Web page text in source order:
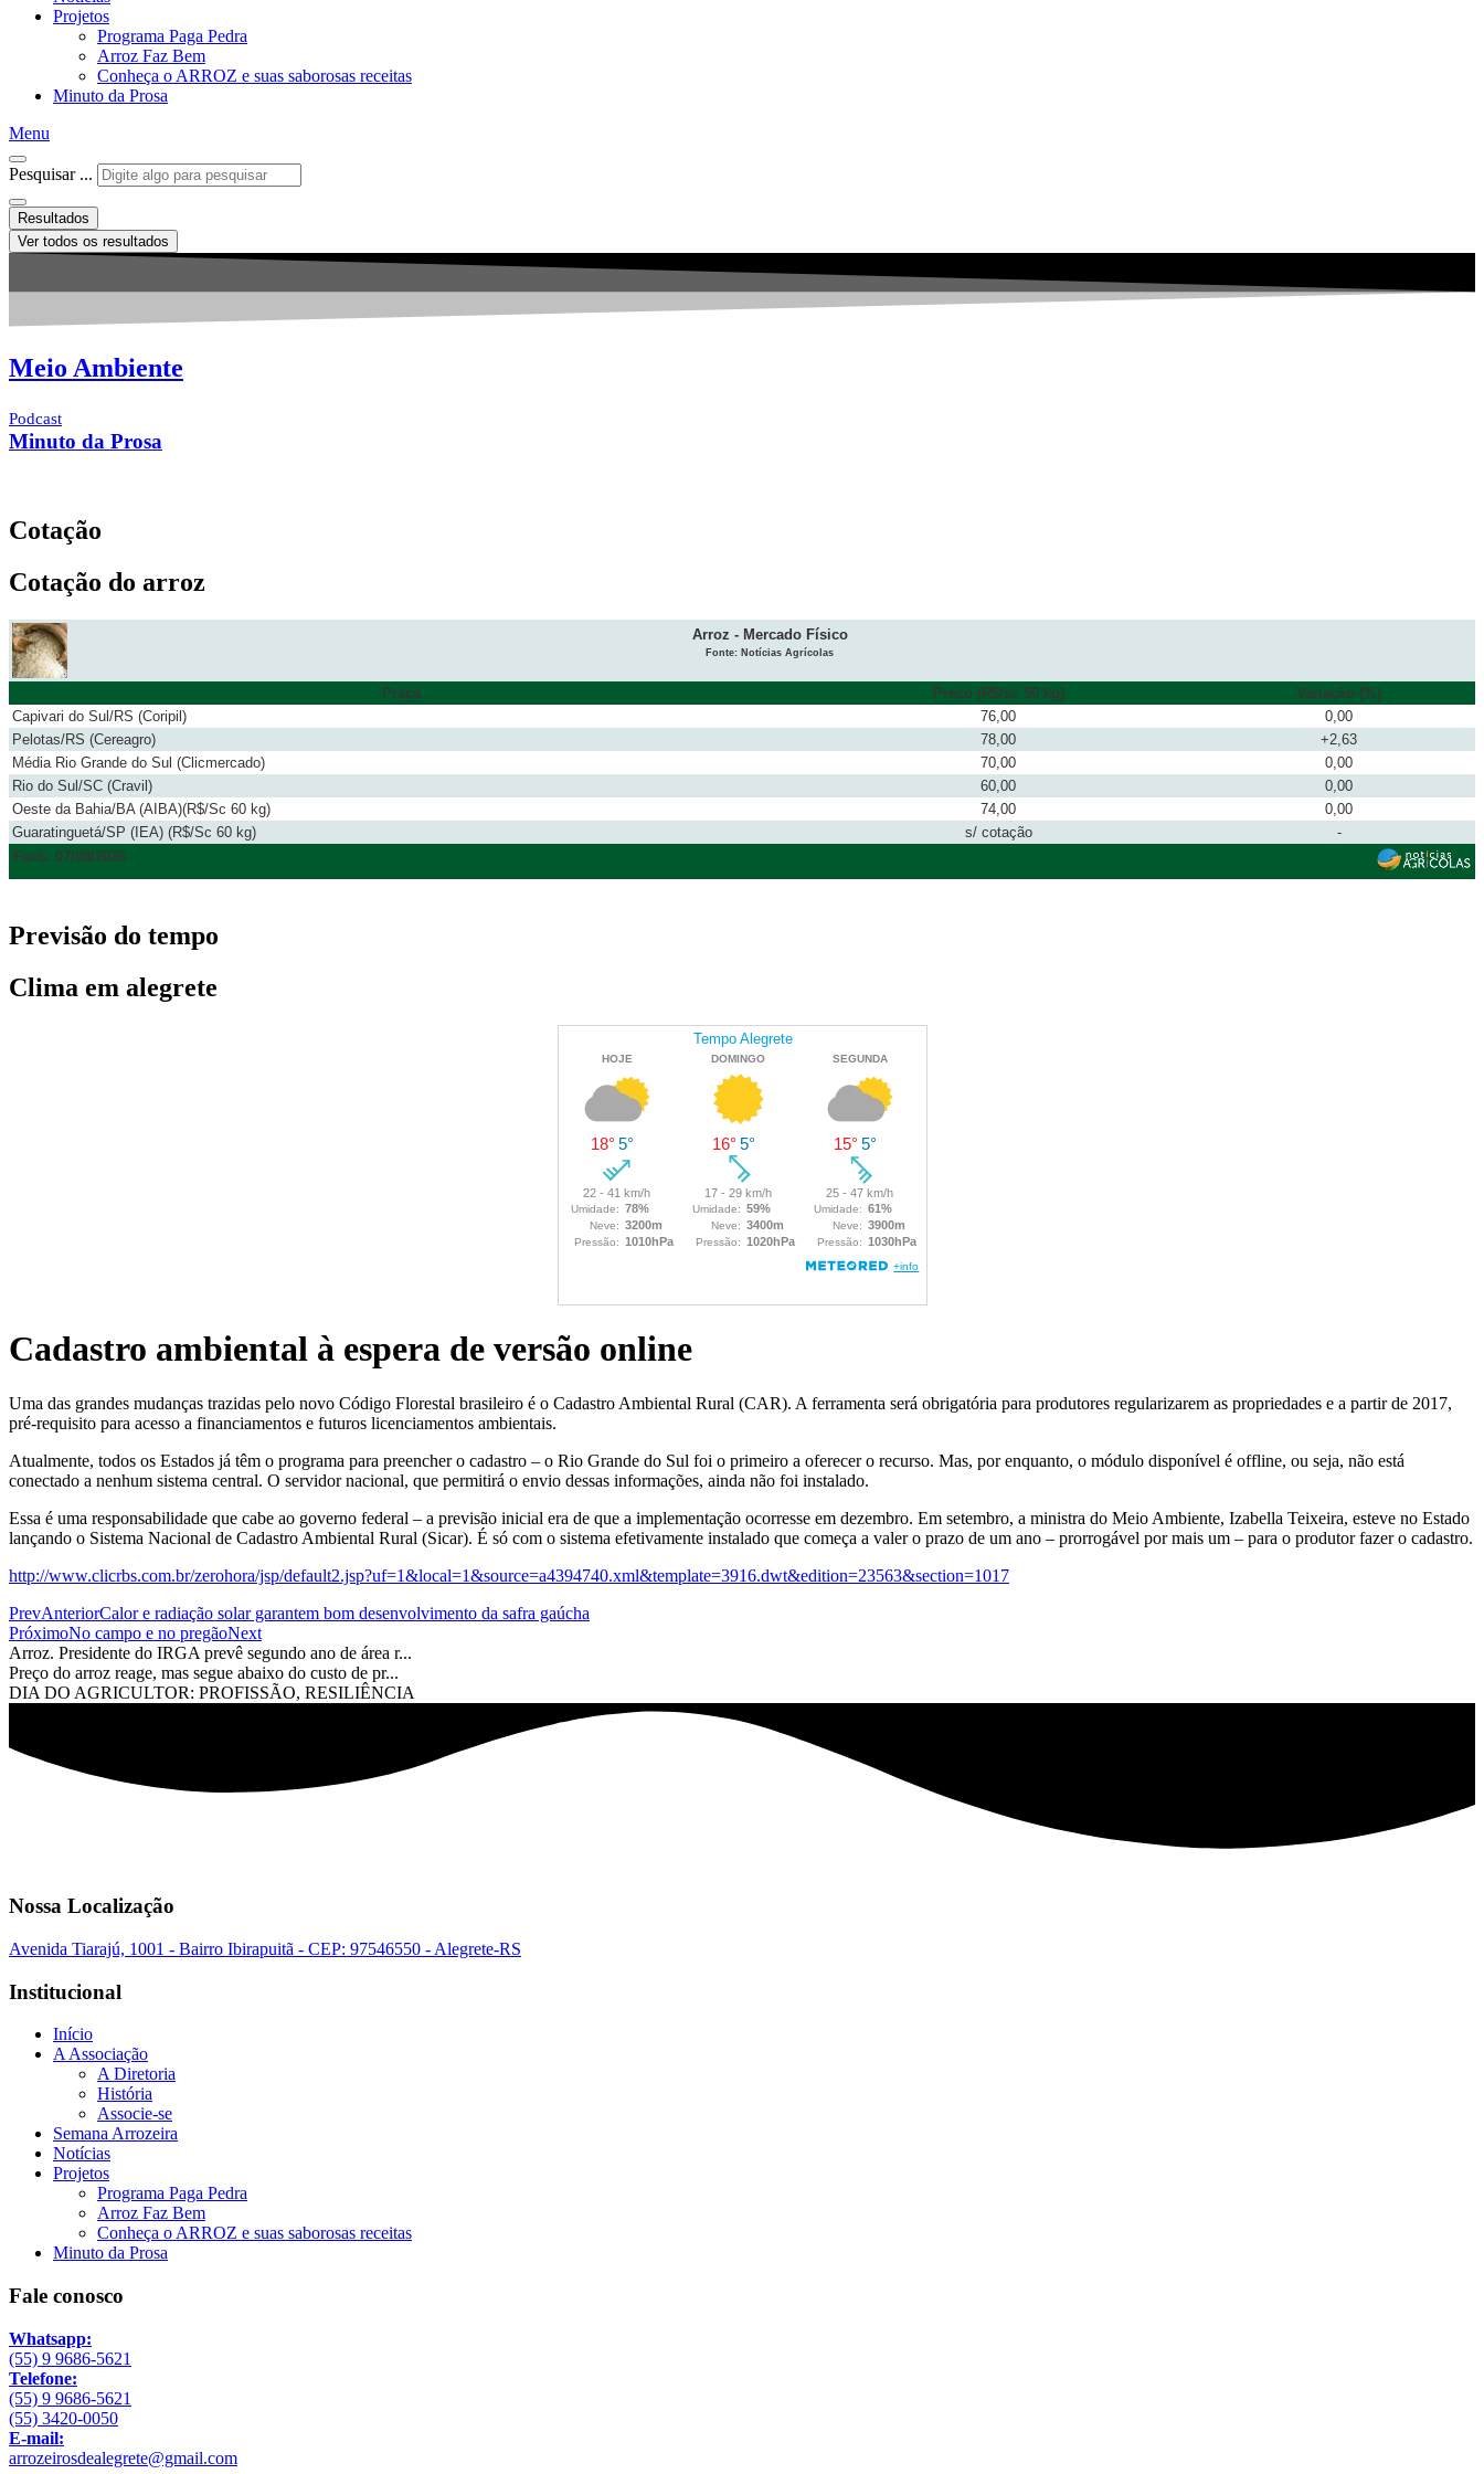
Projetos
Programa Paga Pedra
Arroz Faz Bem
Conheça o ARROZ e suas saborosas receitas
Minuto da Prosa
Menu
Pesquisar ...
Resultados
Ver todos os resultados
Meio Ambiente
Podcast
Minuto da Prosa
Cotação
Cotação do arroz
Arroz - Mercado Físico
Fonte: Notícias Agrícolas
Praça Preço (R$/sc 50 kg)
Variação (%)
Capivari do Sul/RS (Coripil)
76,00
0,00
Pelotas/RS (Cereagro)
78,00
+2,63
Média Rio Grande do Sul (Clicmercado)
70,00
0,00
Rio do Sul/SC (Cravil)
60,00
0,00
Oeste da Bahia/BA (AIBA)(R$/Sc 60 kg)
74,00
0,00
Guaratinguetá/SP (IEA) (R$/Sc 60 kg)
s/ cotação
-
Fech. 07/08/2026
Previsão do tempo
Clima em alegrete
Cadastro ambiental à espera de versão online
Uma das grandes mudanças trazidas pelo novo Código Florestal brasileiro é o Cadastro Ambiental Rural (CAR). A ferramenta será obrigatória para produtores regularizarem as propriedades e a partir de 2017,
pré-requisito para acesso a financiamentos e futuros licenciamentos ambientais.
Atualmente, todos os Estados já têm o programa para preencher o cadastro – o Rio Grande do Sul foi o primeiro a oferecer o recurso. Mas, por enquanto, o módulo disponível é offline, ou seja, não está
conectado a nenhum sistema central. O servidor nacional, que permitirá o envio dessas informações, ainda não foi instalado.
Essa é uma responsabilidade que cabe ao governo federal – a previsão inicial era de que a implementação ocorresse em dezembro. Em setembro, a ministra do Meio Ambiente, Izabella Teixeira, esteve no Estado
lançando o Sistema Nacional de Cadastro Ambiental Rural (Sicar). É só com o sistema efetivamente instalado que começa a valer o prazo de um ano – prorrogável por mais um – para o produtor fazer o cadastro.
http://www.clicrbs.com.br/zerohora/jsp/default2.jsp?uf=1&local=1&source=a4394740.xml&template=3916.dwt&edition=23563&section=1017
PrevAnteriorCalor e radiação solar garantem bom desenvolvimento da safra gaúcha
PróximoNo campo e no pregãoNext
Arroz. Presidente do IRGA prevê segundo ano de área r...
Preço do arroz reage, mas segue abaixo do custo de pr...
DIA DO AGRICULTOR: PROFISSÃO, RESILIÊNCIA
Nossa Localização
Avenida Tiarajú, 1001 - Bairro Ibirapuitã - CEP: 97546550 - Alegrete-RS
Institucional
Início
A Associação
A Diretoria
História
Associe-se
Semana Arrozeira
Notícias
Projetos
Programa Paga Pedra
Arroz Faz Bem
Conheça o ARROZ e suas saborosas receitas
Minuto da Prosa
Fale conosco
Whatsapp:
(55) 9 9686-5621
Telefone:
(55) 9 9686-5621
(55) 3420-0050
E-mail:
arrozeirosdealegrete@gmail.com